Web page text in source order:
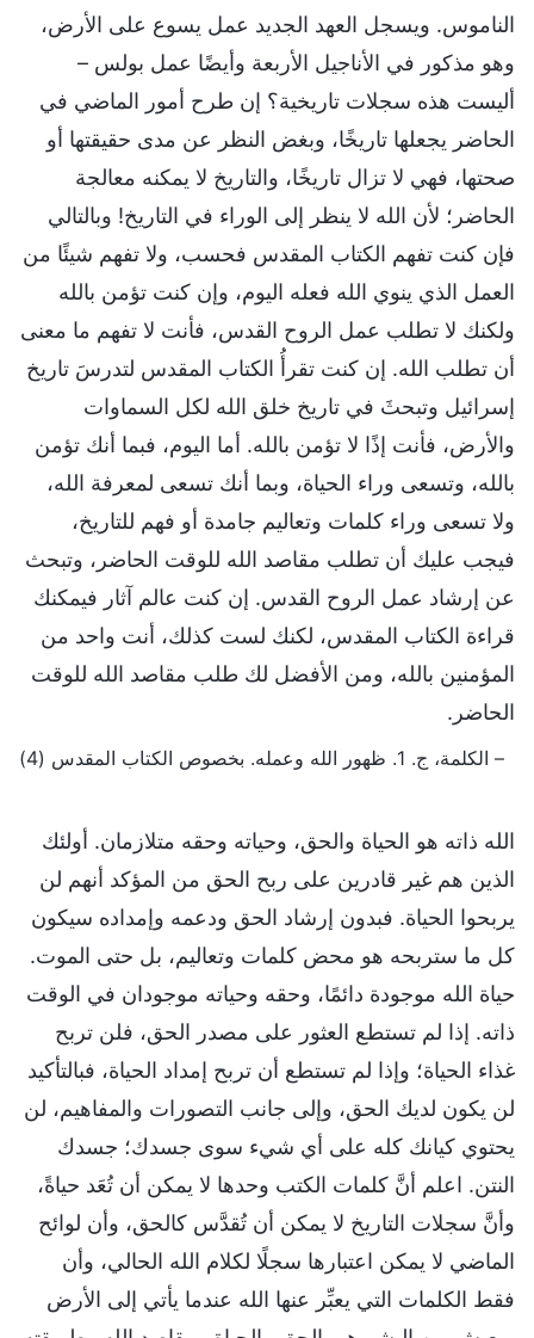
الناموس. ويسجل العهد الجديد عمل يسوع على الأرض،
وهو مذكور في الأناجيل الأربعة وأيضًا عمل بولس –
أليست هذه سجلات تاريخية؟ إن طرح أمور الماضي في
الحاضر يجعلها تاريخًا، وبغض النظر عن مدى حقيقتها أو
صحتها، فهي لا تزال تاريخًا، والتاريخ لا يمكنه معالجة
الحاضر؛ لأن الله لا ينظر إلى الوراء في التاريخ! وبالتالي
فإن كنت تفهم الكتاب المقدس فحسب، ولا تفهم شيئًا من
العمل الذي ينوي الله فعله اليوم، وإن كنت تؤمن بالله
ولكنك لا تطلب عمل الروح القدس، فأنت لا تفهم ما معنى
أن تطلب الله. إن كنت تقرأُ الكتاب المقدس لتدرسَ تاريخ
إسرائيل وتبحثَ في تاريخ خلق الله لكل السماوات
والأرض، فأنت إذًا لا تؤمن بالله. أما اليوم، فبما أنك تؤمن
بالله، وتسعى وراء الحياة، وبما أنك تسعى لمعرفة الله،
ولا تسعى وراء كلمات وتعاليم جامدة أو فهم للتاريخ،
فيجب عليك أن تطلب مقاصد الله للوقت الحاضر، وتبحث
عن إرشاد عمل الروح القدس. إن كنت عالم آثار فيمكنك
قراءة الكتاب المقدس، لكنك لست كذلك، أنت واحد من
المؤمنين بالله، ومن الأفضل لك طلب مقاصد الله للوقت
الحاضر.
– الكلمة، ج. 1. ظهور الله وعمله. بخصوص الكتاب المقدس (4)
الله ذاته هو الحياة والحق، وحياته وحقه متلازمان. أولئك
الذين هم غير قادرين على ربح الحق من المؤكد أنهم لن
يربحوا الحياة. فبدون إرشاد الحق ودعمه وإمداده سيكون
كل ما ستربحه هو محض كلمات وتعاليم، بل حتى الموت.
حياة الله موجودة دائمًا، وحقه وحياته موجودان في الوقت
ذاته. إذا لم تستطع العثور على مصدر الحق، فلن تربح
غذاء الحياة؛ وإذا لم تستطع أن تربح إمداد الحياة، فبالتأكيد
لن يكون لديك الحق، وإلى جانب التصورات والمفاهيم، لن
يحتوي كيانك كله على أي شيء سوى جسدك؛ جسدك
النتن. اعلم أنَّ كلمات الكتب وحدها لا يمكن أن تُعَد حياةً،
وأنَّ سجلات التاريخ لا يمكن أن تُقدَّس كالحق، وأن لوائح
الماضي لا يمكن اعتبارها سجلًا لكلام الله الحالي، وأن
فقط الكلمات التي يعبِّر عنها الله عندما يأتي إلى الأرض